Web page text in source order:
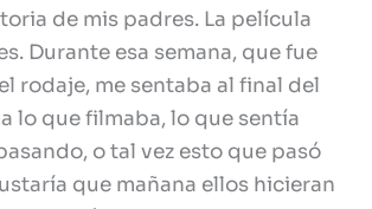
de mis padres. La película
Durante esa semana, que fue
rodaje, me sentaba al final del
lo que filmaba, lo que sentía
o tal vez esto que pasó
que mañana ellos hicieran